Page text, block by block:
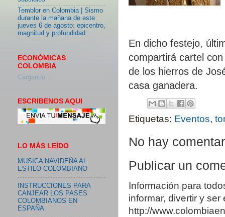
En dicho festejo,
compartirá cartel
de los hierros de
casa ganadera.
Etiquetas: Eventos,
No hay
Publicar un
Información para
informar, divertir y
http://
Temblor en Colombia | Sismo
durante la mañana de este
jueves 6 de agosto: epicentro,
magnitud y profundidad
ECONÓMICAS
COLOMBIA
Cargando...
ESCRIBENOS AQUI
LO MÁS LEÍDO
MUSICA NAVIDEÑA AL
ESTILO COLOMBIANO
INSTRUCCIONES PARA
CANJEAR LOS PASES
COLOMBIANOS EN
ESPAÑA